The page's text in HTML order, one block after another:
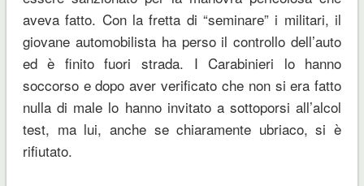
aveva fatto. Con la fretta di “seminare” i militari, il
giovane automobilista ha perso il controllo dell’auto
ed è finito fuori strada. I Carabinieri lo hanno
soccorso e dopo aver verificato che non si era fatto
nulla di male lo hanno invitato a sottoporsi all’alcol
test, ma lui, anche se chiaramente ubriaco, si è
rifiutato.